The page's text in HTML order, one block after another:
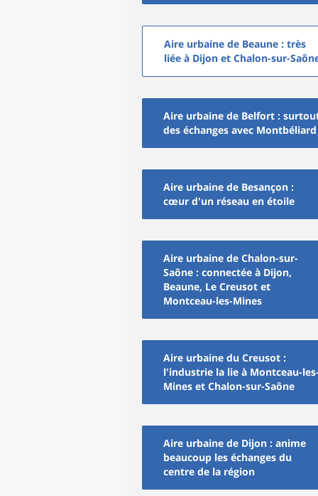
Aire urbaine de Beaune : très
liée à Dijon et Chalon-sur-
Aire urbaine de Belfort :
des échanges avec Montbéliard
Aire urbaine de Besançon :
cœur d'un réseau en étoile
Aire urbaine de Chalon-sur-
Saône : connectée à Dijon,
Beaune, Le Creusot et
Montceau-les-Mines
Aire urbaine du Creusot :
l'industrie la lie à Montceau-
Mines et Chalon-sur-Saône
Aire urbaine de Dijon : anime
beaucoup les échanges du
centre de la région